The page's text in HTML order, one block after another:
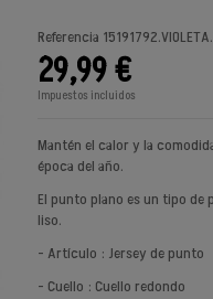
Referencia
29,99 €
Impuestos incluidos
Mantén el calor y la
época del año.
El punto plano es un tipo
liso.
- Artículo : Jersey de punto
- Cuello : Cuello redondo